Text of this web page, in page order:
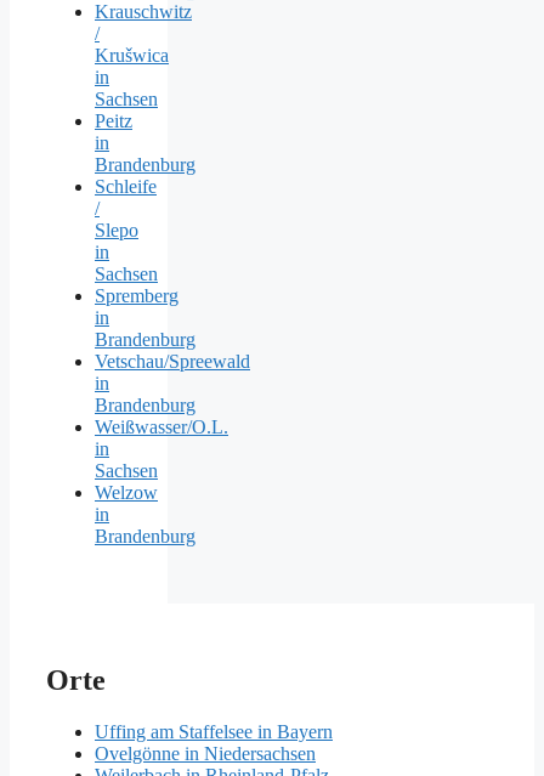
Krauschwitz
/
Krušwica
in
Sachsen
Peitz
in
Brandenburg
Schleife
/
Slepo
in
Sachsen
Spremberg
in
Brandenburg
Vetschau/Spreewald
in
Brandenburg
Weißwasser/O.L.
in
Sachsen
Welzow
in
Brandenburg
Orte
Uffing am Staffelsee in Bayern
Ovelgönne in Niedersachsen